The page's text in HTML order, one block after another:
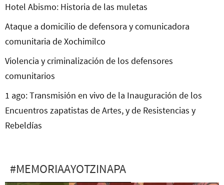
Hotel Abismo: Historia de las muletas
Ataque a domicilio de defensora y comunicadora
comunitaria de Xochimilco
Violencia y criminalización de los defensores
comunitarios
1 ago: Transmisión en vivo de la Inauguración de los
Encuentros zapatistas de Artes, y de Resistencias y
Rebeldías
#MEMORIAAYOTZINAPA